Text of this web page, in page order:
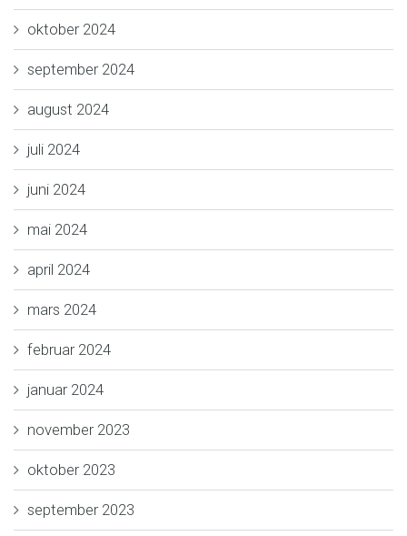
oktober 2024
september 2024
august 2024
juli 2024
juni 2024
mai 2024
april 2024
mars 2024
februar 2024
januar 2024
november 2023
oktober 2023
september 2023